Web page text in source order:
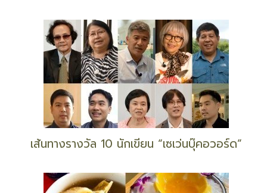
เส้นทางรางวัล 10 นักเขียน “เซเว่นบุ๊คอวอร์ด”